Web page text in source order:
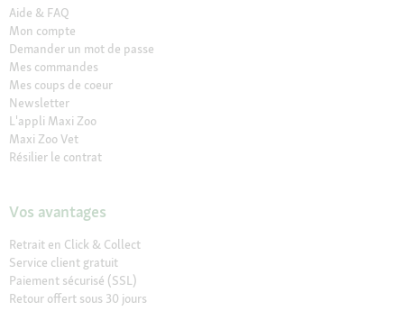
Aide & FAQ
Mon compte
Demander un mot de passe
Mes commandes
Mes coups de coeur
Newsletter
L'appli Maxi Zoo
Maxi Zoo Vet
Résilier le contrat
Vos avantages
Retrait en Click & Collect
Service client gratuit
Paiement sécurisé (SSL)
Retour offert sous 30 jours